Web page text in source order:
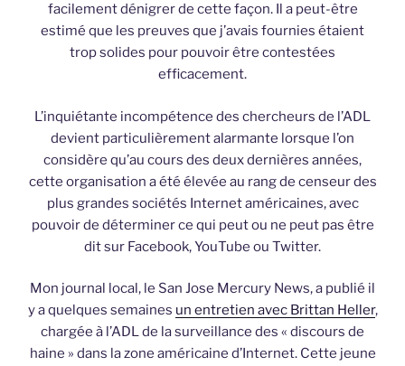
facilement dénigrer de cette façon. Il a peut-être
estimé que les preuves que j’avais fournies étaient
trop solides pour pouvoir être contestées
efficacement.
L’inquiétante incompétence des chercheurs de l’ADL
devient particulièrement alarmante lorsque l’on
considère qu’au cours des deux dernières années,
cette organisation a été élevée au rang de censeur des
plus grandes sociétés Internet américaines, avec
pouvoir de déterminer ce qui peut ou ne peut pas être
dit sur Facebook, YouTube ou Twitter.
Mon journal local, le San Jose Mercury News, a publié il
y a quelques semaines un entretien avec Brittan Heller,
chargée à l’ADL de la surveillance des « discours de
haine » dans la zone américaine d’Internet. Cette jeune